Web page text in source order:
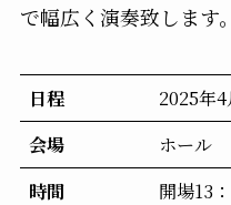
で幅広く演奏致します。
日程
2025年4
会場
ホール
時間
開場13